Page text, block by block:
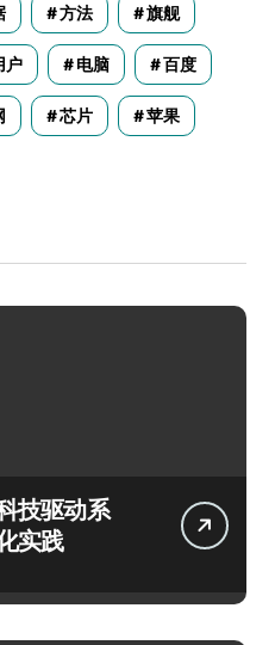
方法 旗舰
户 电脑 百度
芯片 苹果
技驱动系
实践